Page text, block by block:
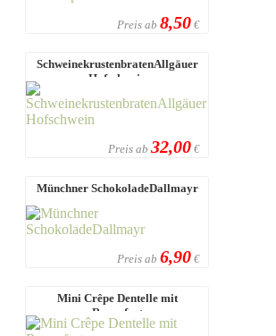
Preis ab 8,50 €
SchweinekrustenbratenAllgäuer
Hofschwein
Preis ab 32,00 €
Münchner SchokoladeDallmayr
Preis ab 6,90 €
Mini Crêpe Dentelle mit
Roquefort